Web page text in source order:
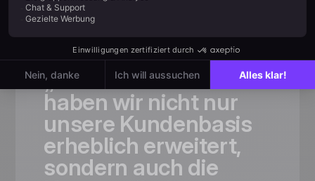
Vertrauenswürdig für
schnell wachsendeTeams
„Dank
PositiveUser
haben wir nicht nur
unsere Kundenbasis
erheblich erweitert,
sondern auch die